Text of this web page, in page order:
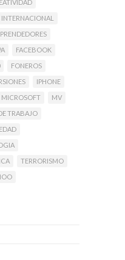
FACEBOOK
FONEROS
IPHONE
MICROSOFT
MV
TRABAJO
TERRORISMO